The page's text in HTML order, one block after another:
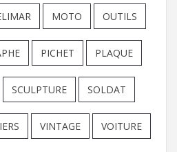
MOTO OUTILS
PICHET PLAQUE
SCULPTURE SOLDAT
VINTAGE VOITURE